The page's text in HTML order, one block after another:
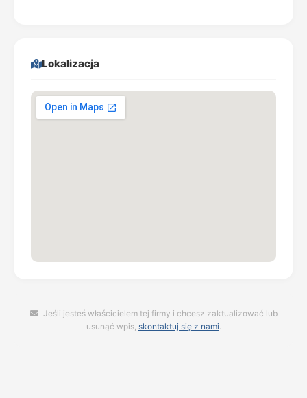
Lokalizacja
Jeśli jesteś właścicielem tej firmy i chcesz zaktualizować lub
usunąć wpis, skontaktuj się z nami.